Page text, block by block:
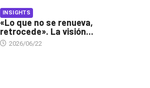
INSIGHTS
«Lo que no se renueva,
retrocede». La visión...
2026/06/22